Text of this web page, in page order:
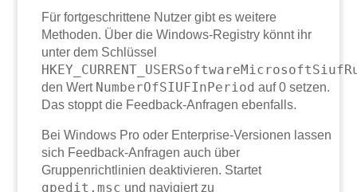
Für fortgeschrittene Nutzer gibt es weitere
Methoden. Über die Windows-Registry könnt ihr
unter dem Schlüssel
den Wert NumberOfSIUFInPeriod auf 0 setzen.
Das stoppt die Feedback-Anfragen ebenfalls.
Bei Windows Pro oder Enterprise-Versionen lassen
sich Feedback-Anfragen auch über
Gruppenrichtlinien deaktivieren. Startet
gpedit.msc und navigiert zu